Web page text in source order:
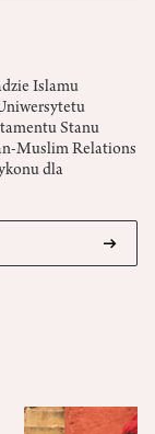
Islamu
Stanu
Muslim Relations
dla